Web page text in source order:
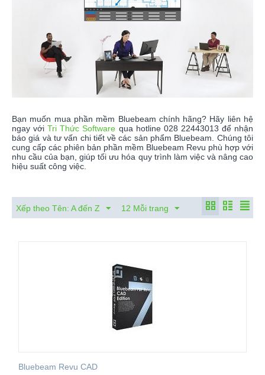
Bạn muốn mua phần mềm Bluebeam chính hãng? Hãy liên hệ
ngay vớiTri Thức Software qua hotline 028 22443013 để nhận
báo giá và tư vấn chi tiết về các sản phẩm Bluebeam. Chúng tôi
cung cấp các phiên bản phần mềm Bluebeam Revu phù hợp với
nhu cầu của bạn, giúp tối ưu hóa quy trình làm việc và nâng cao
hiệu suất công việc.
Xếp theo Tên: A đến Z 12 Mỗi trang
Bluebeam Revu CAD